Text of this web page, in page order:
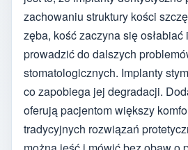
zachowaniu struktury kości
zęba, kość zaczyna się
prowadzić do dalszych
stomatologicznych. Implanty
co zapobiega jej degradacji.
oferują pacjentom większy
tradycyjnych rozwiązań